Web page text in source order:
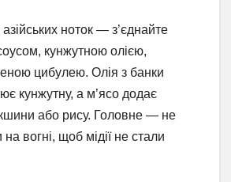
ноток — з’єднайте
кунжутною олією,
цибулею. Олія з банки
кунжутну, а м’ясо додає
або рису. Головне — не
вогні, щоб мідії не стали